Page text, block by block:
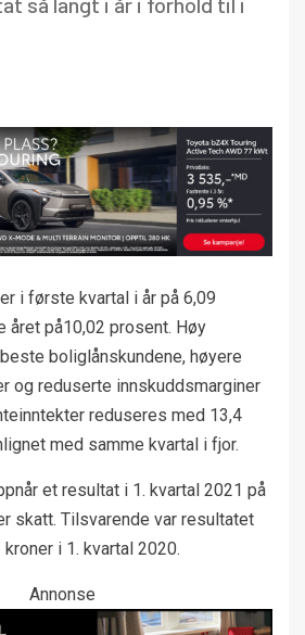
i første kvartal i år på 6,09
på10,02 prosent. Høy
boliglånskundene, høyere
og reduserte innskuddsmarginer
reduseres med 13,4
med samme kvartal i fjor.
et resultat i 1. kvartal 2021 på
skatt. Tilsvarende var resultatet
i 1. kvartal 2020.
Annonse